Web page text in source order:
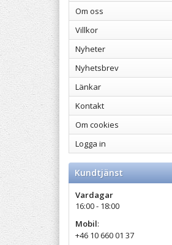
Om oss
Villkor
Nyheter
Nyhetsbrev
Länkar
Kontakt
Om cookies
Logga in
Kundtjänst
Vardagar
16:00 - 18:00
Mobil:
+46 10 660 01 37